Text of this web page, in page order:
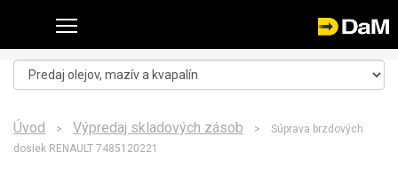
Úvod > Výpredaj skladových zásob > Súprava brzdových
dosiek RENAULT 7485120221